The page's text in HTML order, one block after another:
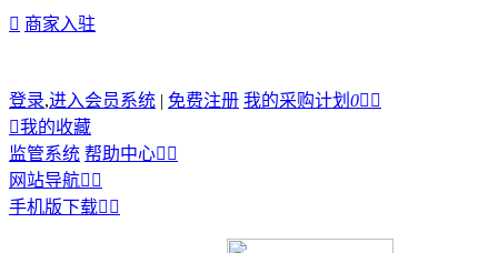
 商家入驻
登录,进入会员系统 | 免费注册 我的采购计划 0 
我的收藏
监管系统 帮助中心 
网站导航 
手机版下载 